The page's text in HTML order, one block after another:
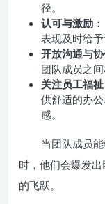
径。
认可与激励：
表现及时给
开放沟通与协
团队成员之
关注员工福祉
供舒适的办
感。
当团队成员
时，他们会爆发
的飞跃。